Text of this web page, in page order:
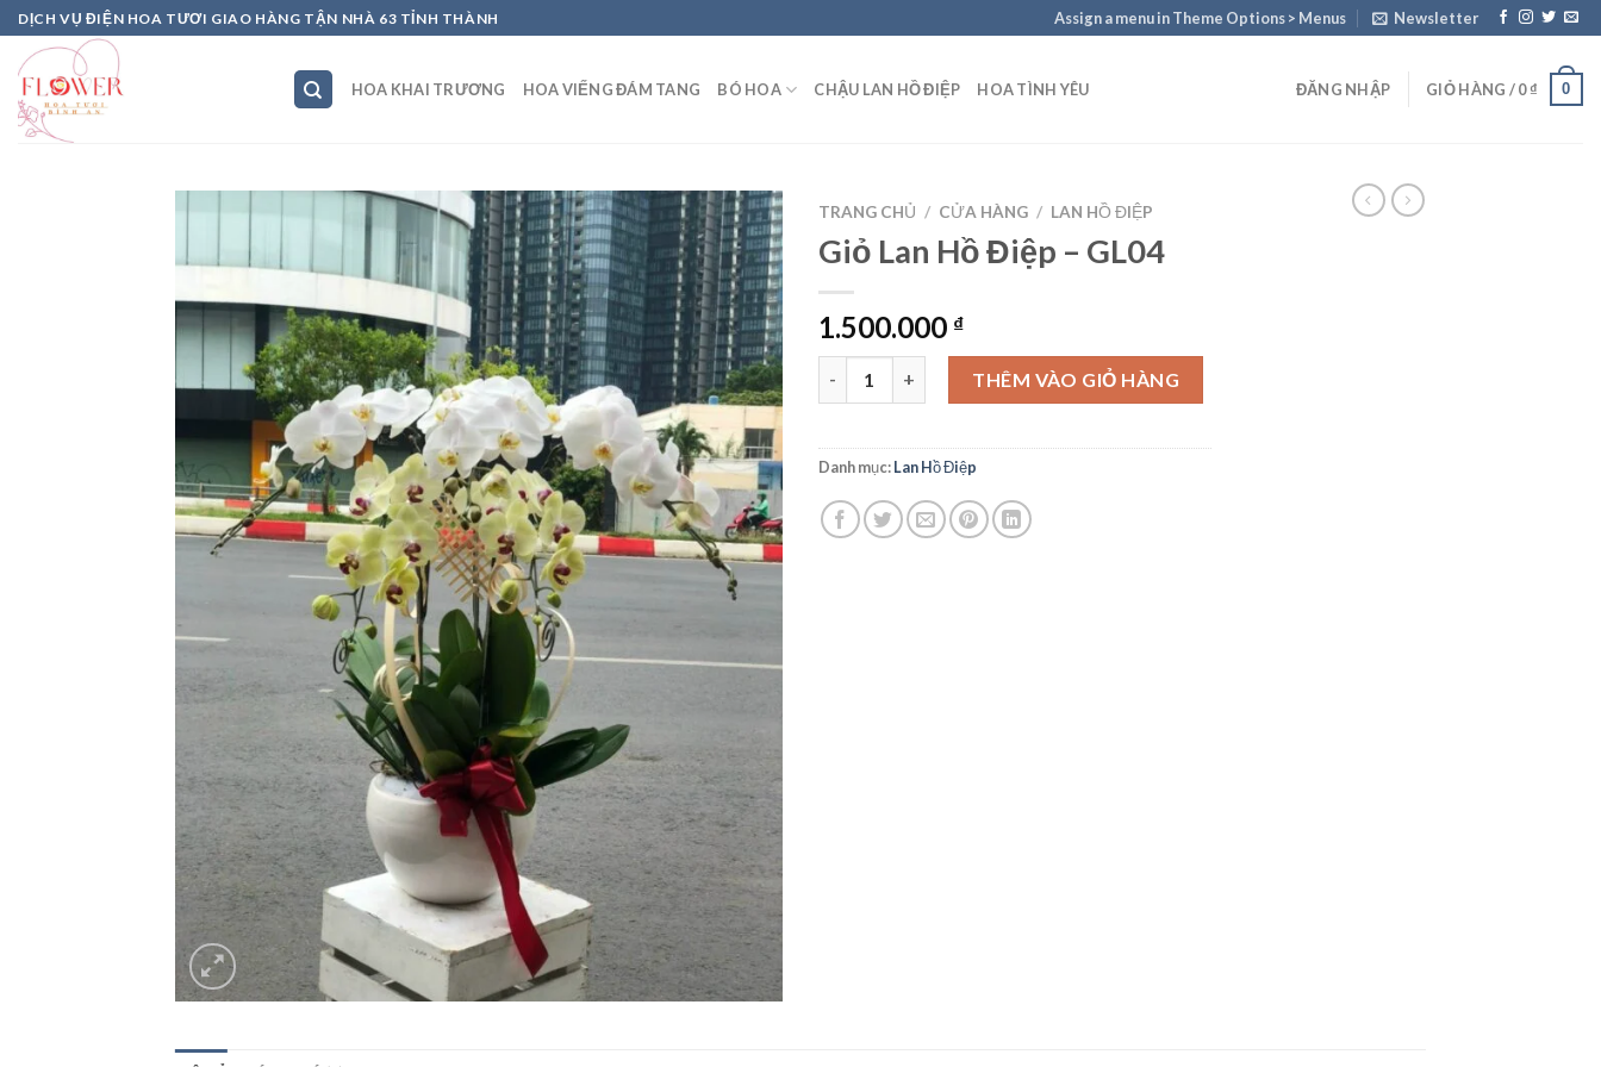
Skip
to
content
DỊCH VỤ ĐIỆN HOA TƯƠI GIAO HÀNG TẬN NHÀ 63 TỈNH THÀNH Assign a menu in Theme Options > Menus Newsletter
HOA KHAI TRƯƠNG HOA VIẾNG ĐÁM TANG BÓ HOA CHẬU LAN HỒ ĐIỆP HOA TÌNH YÊU ĐĂNG NHẬP GIỎ HÀNG /0₫ 0
TRANG CHỦ / CỬA HÀNG / LAN HỒ ĐIỆP
Giỏ Lan Hồ Điệp – GL04
1.500.000 ₫
Giỏ Lan Hồ Điệp - GL04 số lượngTHÊM VÀO GIỎ HÀNG
Danh mục:Lan Hồ Điệp